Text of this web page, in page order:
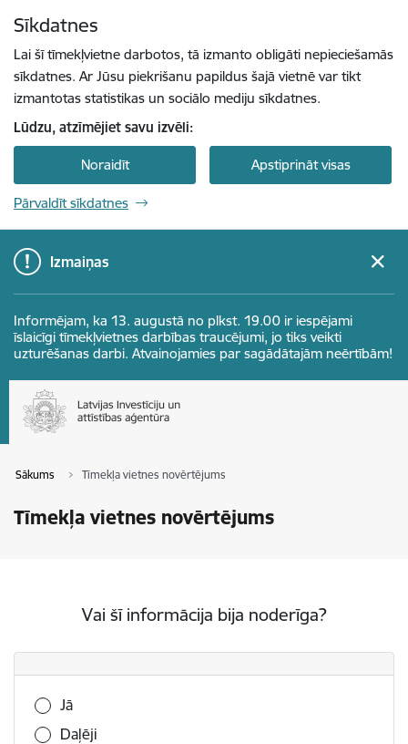
Sīkdatnes
Lai šī tīmekļvietne darbotos, tā izmanto obligāti nepieciešamās
sīkdatnes. Ar Jūsu piekrišanu papildus šajā vietnē var tikt
izmantotas statistikas un sociālo mediju sīkdatnes.
Lūdzu, atzīmējiet savu izvēli:
Noraidīt Apstiprināt visas
Pārvaldīt sīkdatnes
Izmaiņas
Informējam, ka 13. augustā no plkst. 19.00 ir iespējami
īslaicīgi tīmekļvietnes darbības traucējumi, jo tiks veikti
uzturēšanas darbi. Atvainojamies par sagādātajām neērtībām!
Sākums Tīmekļa vietnes novērtējums
Tīmekļa vietnes novērtējums
Vai šī informācija bija noderīga?
Vai šī informācija bija noderīga?
Jā
Daļēji